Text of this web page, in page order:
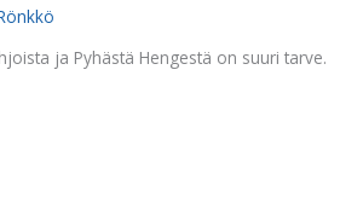
ja Pyhästä Hengestä on suuri tarve.